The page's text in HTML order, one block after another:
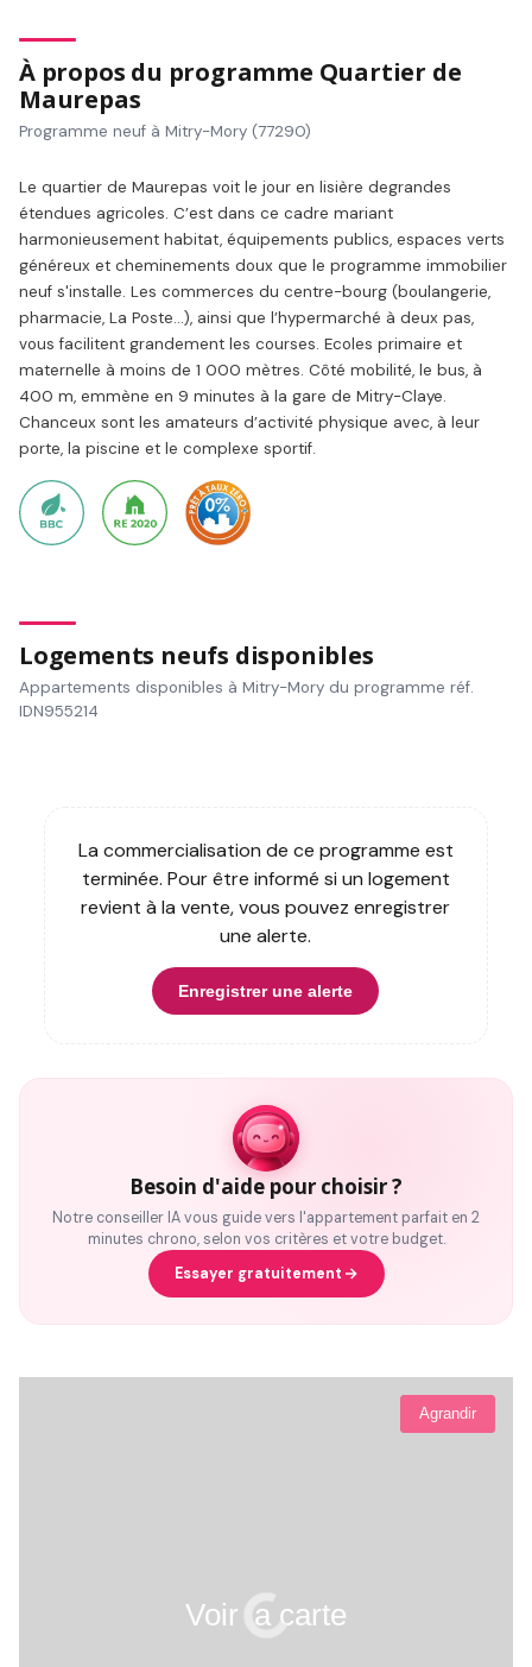
À propos du programme Quartier de
Maurepas
Programme neuf à Mitry-Mory (77290)
Le quartier de Maurepas voit le jour en lisière degrandes
étendues agricoles. C’est dans ce cadre mariant
harmonieusement habitat, équipements publics, espaces verts
généreux et cheminements doux que le programme immobilier
neuf s'installe. Les commerces du centre-bourg (boulangerie,
pharmacie, La Poste…), ainsi que l’hypermarché à deux pas,
vous facilitent grandement les courses. Ecoles primaire et
maternelle à moins de 1 000 mètres. Côté mobilité, le bus, à
400 m, emmène en 9 minutes à la gare de Mitry-Claye.
Chanceux sont les amateurs d’activité physique avec, à leur
porte, la piscine et le complexe sportif.
Logements neufs disponibles
Appartements disponibles à Mitry-Mory du programme réf.
IDN955214
La commercialisation de ce programme est
terminée. Pour être informé si un logement
revient à la vente, vous pouvez enregistrer
une alerte.
Enregistrer une alerte
Besoin d'aide pour choisir ?
Notre conseiller IA vous guide vers l'appartement parfait en 2
minutes chrono, selon vos critères et votre budget.
Essayer gratuitement
Voir la carte
Agrandir